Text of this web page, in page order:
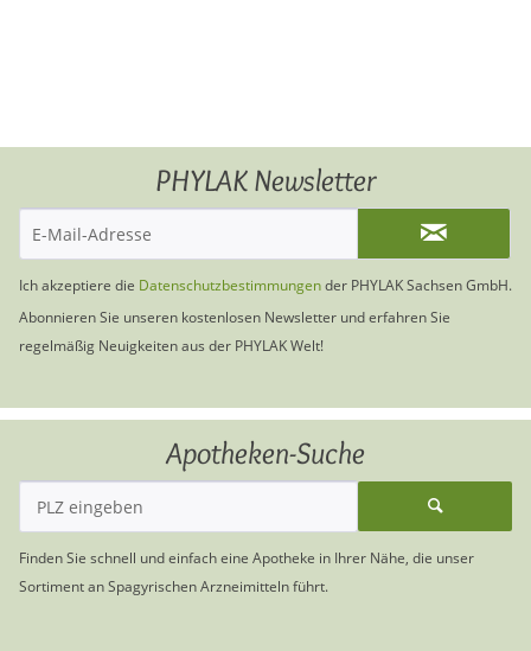
PHYLAK Newsletter
Ich akzeptiere die Datenschutzbestimmungender PHYLAK Sachsen GmbH.
Abonnieren Sie unseren kostenlosen Newsletter und erfahren Sie
regelmäßig Neuigkeiten aus der PHYLAK Welt!
Apotheken-Suche
Finden Sie schnell und einfach eine Apotheke in Ihrer Nähe, die unser
Sortiment an Spagyrischen Arzneimitteln führt.